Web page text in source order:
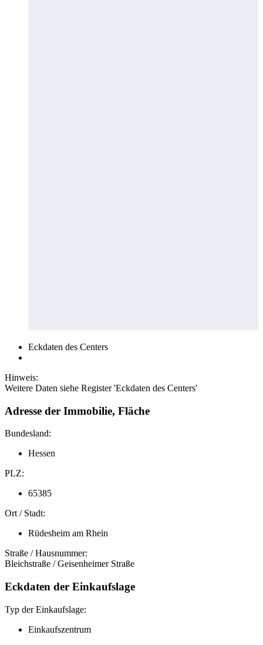
Eckdaten des Centers
Hinweis:
Weitere Daten siehe Register 'Eckdaten des Centers'
Adresse der Immobilie, Fläche
Bundesland:
Hessen
PLZ:
65385
Ort / Stadt:
Rüdesheim am Rhein
Straße / Hausnummer:
Bleichstraße / Geisenheimer Straße
Eckdaten der Einkaufslage
Typ der Einkaufslage:
Einkaufszentrum